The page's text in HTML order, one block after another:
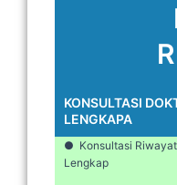
KONSULTASI
LENGKAPA
● Konsultasi
Lengkap